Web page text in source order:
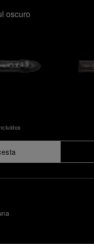
oscuro